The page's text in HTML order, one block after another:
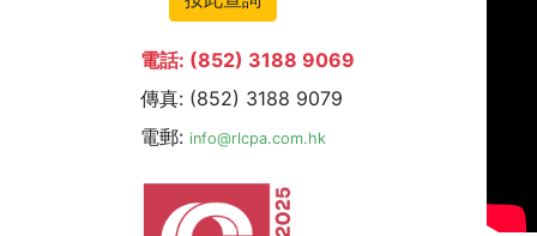
電話: (852) 3188 9069
傳真: (852) 3188 9079
電郵: info@rlcpa.com.hk